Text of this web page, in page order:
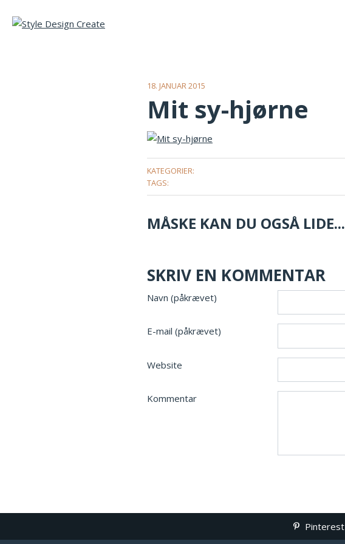
18. JANUAR 2015
Mit sy-hjørne
KATEGORIER:
TAGS:
MÅSKE KAN DU OGSÅ LIDE...
SKRIV EN KOMMENTAR
Navn (påkrævet)
E-mail (påkrævet)
Website
Kommentar
Pinterest